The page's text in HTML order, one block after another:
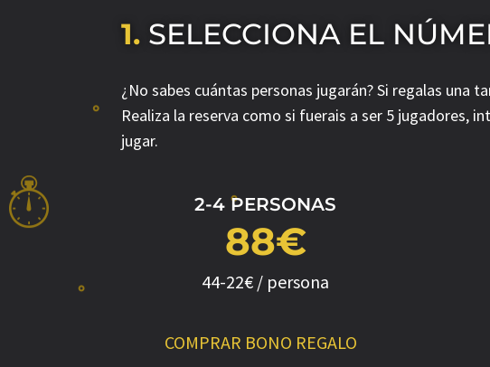
1. SELECCIONA EL
¿No sabes cuántas personas jugarán? Si regalas una
Realiza la reserva como si fuerais a ser 5 jugadores,
jugar.
2-4 PERSONAS
88€
44-22€ / persona
COMPRAR BONO REGALO